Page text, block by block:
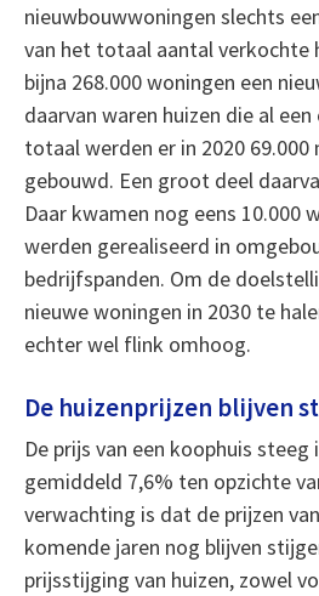
nieuwbouwwoningen slechts
van het totaal aantal verkochte
bijna 268.000 woningen een
daarvan waren huizen die al
totaal werden er in 2020 69.000
gebouwd. Een groot deel
Daar kwamen nog eens 10.000
werden gerealiseerd in
bedrijfspanden. Om de
nieuwe woningen in 2030 te
echter wel flink omhoog.
De huizenprijzen blijven
De prijs van een koophuis steeg
gemiddeld 7,6% ten opzichte
verwachting is dat de prijzen
komende jaren nog blijven
prijsstijging van huizen, zowel